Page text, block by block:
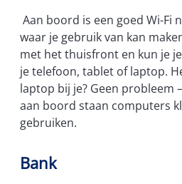
Aan boord is een goed Wi-Fi
waar je gebruik van kan
met het thuisfront en kun je
je telefoon, tablet of laptop.
laptop bij je? Geen probleem
aan boord staan computers
gebruiken.
Bank